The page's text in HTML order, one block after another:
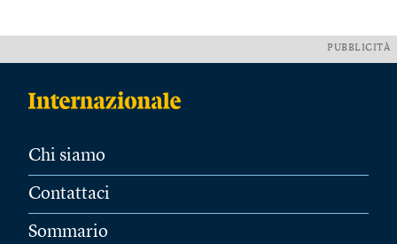
PUBBLICITÀ
Chi siamo
Contattaci
Sommario